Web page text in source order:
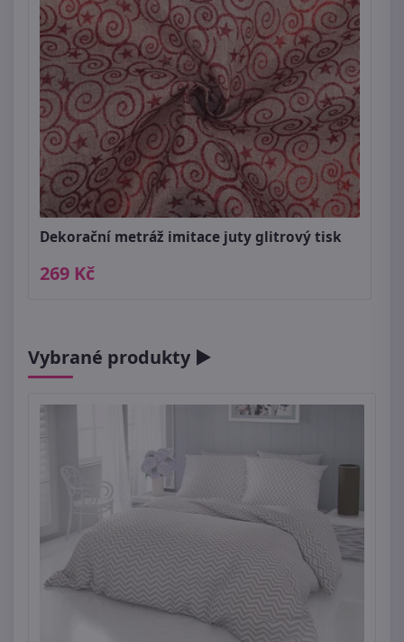
Dekorační metráž imitace juty glitrový tisk
269 Kč
Vybrané produkty ►